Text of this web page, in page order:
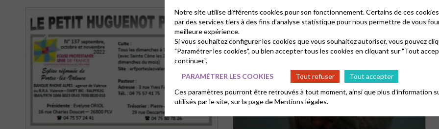
Notre site utilise différents cookies pour son fonctionnement. Certains de ces
par des services tiers à des fins d'analyse statistique pour nous permettre de vous
meilleure expérience.
Si vous souhaitez configurer les cookies que vous souhaitez autoriser, vous pouvez
"Paramétrer les cookies", ou bien accepter tous les cookies en cliquant sur "Tout
continuer".
PARAMÉTRER LES COOKIES
Tout refuser
Tout accepter
Ces paramètres pourront être retrouvés à tout moment, ainsi que plus d'information
utilisés par le site, sur la page deMentions légales.